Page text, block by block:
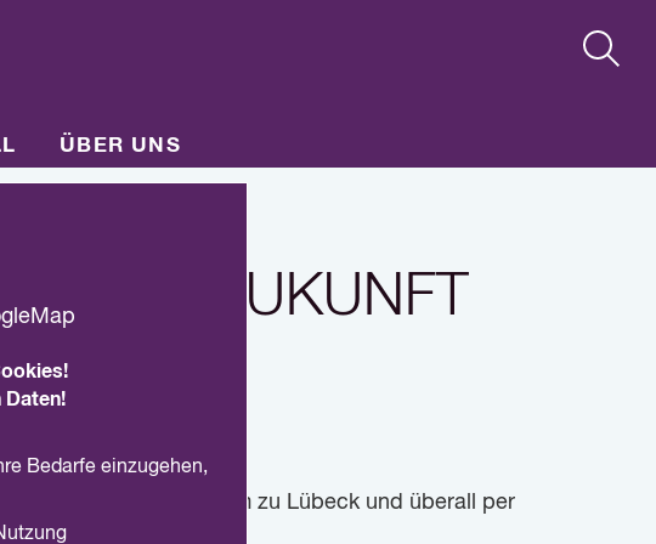
ÜBER UNS
| ZUKUNFT
2021
Workshops
. Im Dom zu Lübeck und überall per
Daten!
Bedarfe einzugehen,